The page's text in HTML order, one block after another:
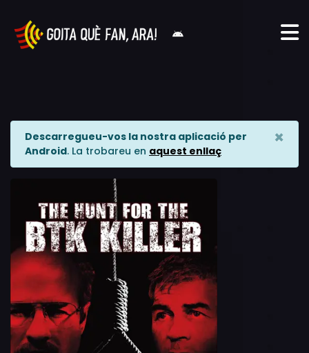
Descarregueu-vos la nostra aplicació per
Android. La trobareu en aquest enllaç
×